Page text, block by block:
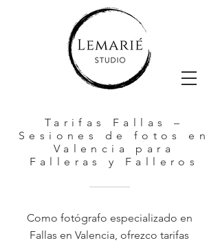
Tarifas Fallas –
Sesiones de fotos en
Valencia para
Falleras y Falleros
Como fotógrafo especializado en
Fallas en Valencia, ofrezco tarifas